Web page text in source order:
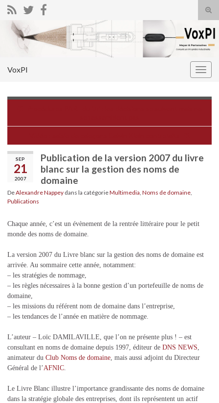
Search for:
VoxPI
SEP
21
2007
Publication de la version 2007 du livre
blanc sur la gestion des noms de
domaine
DeAlexandre Nappey dans la catégorieMultimedia Noms de domaine
Publications
Chaque année, c’est un évènement de la rentrée littéraire pour le petit
monde des noms de domaine.
La version 2007 du Livre blanc sur la gestion des noms de domaine est
arrivée. Au sommaire cette année, notamment:
– les stratégies de nommage,
– les règles nécessaires à la bonne gestion d’un portefeuille de noms de
domaine,
– les missions du référent nom de domaine dans l’entreprise,
– les tendances de l’année en matière de nommage.
L’auteur – Loïc DAMILAVILLE, que l’on ne présente plus ! – est
consultant en noms de domaine depuis 1997, éditeur de DNS NEWS
animateur du Club Noms de domaine , mais aussi adjoint du Directeur
Général de l’AFNIC
Le Livre Blanc illustre l’importance grandissante des noms de domaine
dans la stratégie globale des entreprises, dont ils représentent un actif